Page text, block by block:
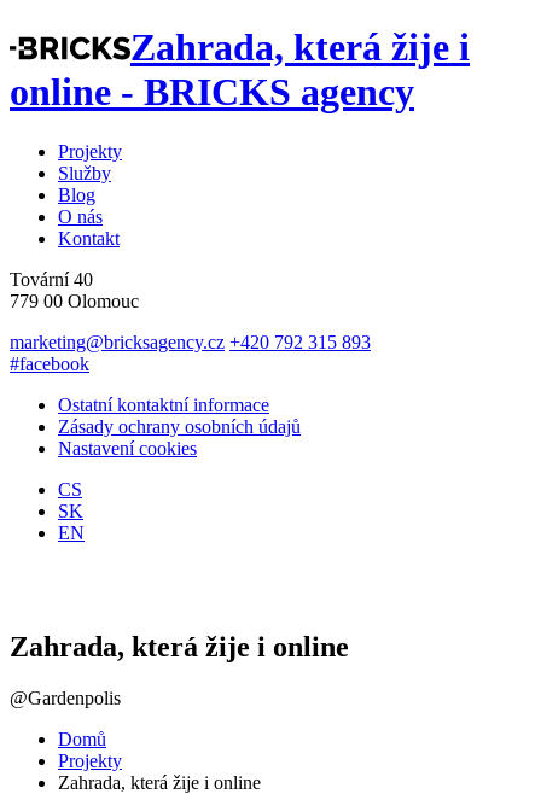
Zahrada, která žije i
online - BRICKS agency
Projekty
Služby
Blog
O nás
Kontakt
Tovární 40
779 00 Olomouc
marketing@bricksagency.cz +420 792 315 893
#facebook
Ostatní kontaktní informace
Zásady ochrany osobních údajů
Nastavení cookies
CS
SK
EN
Zahrada, která žije i online
@Gardenpolis
Domů
Projekty
Zahrada, která žije i online